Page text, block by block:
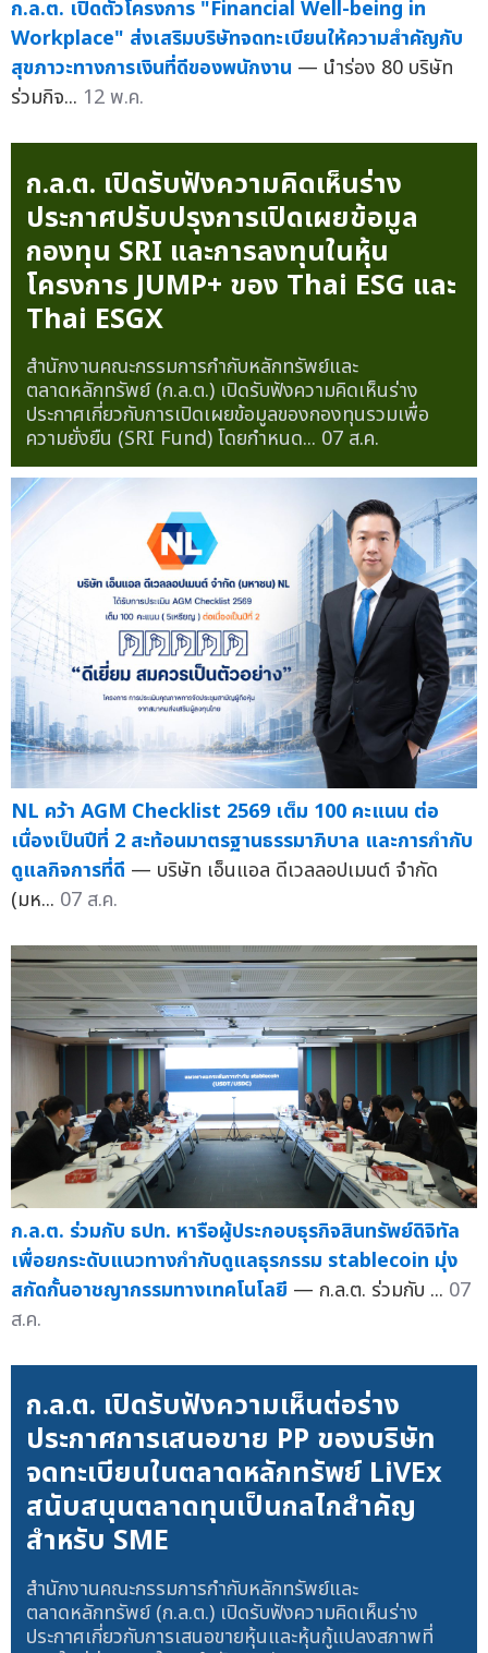
ก.ล.ต. เปิดตัวโครงการ "Financial Well-being in
Workplace" ส่งเสริมบริษัทจดทะเบียนให้ความสำคัญกับ
สุขภาวะทางการเงินที่ดีของพนักงาน — นำร่อง 80 บริษัท
ร่วมกิจ... 12 พ.ค.
ก.ล.ต. เปิดรับฟังความคิดเห็นร่าง
ประกาศปรับปรุงการเปิดเผยข้อมูล
กองทุน SRI และการลงทุนในหุ้น
โครงการ JUMP+ ของ Thai ESG และ
Thai ESGX
สำนักงานคณะกรรมการกำกับหลักทรัพย์และ
ตลาดหลักทรัพย์ (ก.ล.ต.) เปิดรับฟังความคิดเห็นร่าง
ประกาศเกี่ยวกับการเปิดเผยข้อมูลของกองทุนรวมเพื่อ
ความยั่งยืน (SRI Fund) โดยกำหนด... 07 ส.ค.
NL คว้า AGM Checklist 2569 เต็ม 100 คะแนน ต่อ
เนื่องเป็นปีที่ 2 สะท้อนมาตรฐานธรรมาภิบาล และการกำกับ
ดูแลกิจการที่ดี — บริษัท เอ็นแอล ดีเวลลอปเมนต์ จำกัด
(มห... 07 ส.ค.
ก.ล.ต. ร่วมกับ ธปท. หารือผู้ประกอบธุรกิจสินทรัพย์ดิจิทัล
เพื่อยกระดับแนวทางกำกับดูแลธุรกรรม stablecoin มุ่ง
สกัดกั้นอาชญากรรมทางเทคโนโลยี — ก.ล.ต. ร่วมกับ ... 07
ส.ค.
ก.ล.ต. เปิดรับฟังความเห็นต่อร่าง
ประกาศการเสนอขาย PP ของบริษัท
จดทะเบียนในตลาดหลักทรัพย์ LiVEx
สนับสนุนตลาดทุนเป็นกลไกสำคัญ
สำหรับ SME
สำนักงานคณะกรรมการกำกับหลักทรัพย์และ
ตลาดหลักทรัพย์ (ก.ล.ต.) เปิดรับฟังความคิดเห็นร่าง
ประกาศเกี่ยวกับการเสนอขายหุ้นและหุ้นกู้แปลงสภาพที่